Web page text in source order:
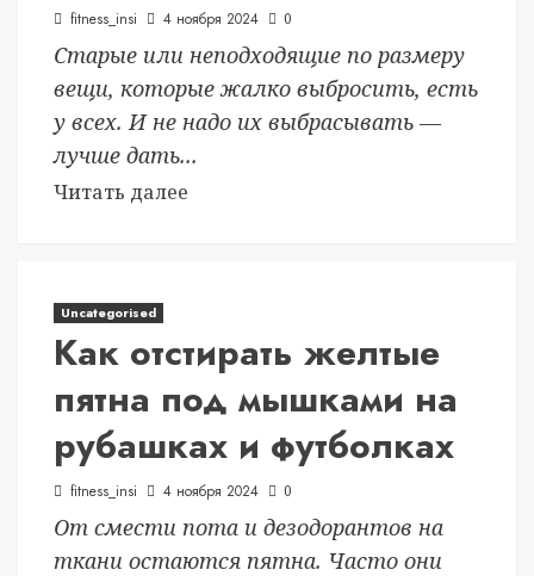
fitness_insi 4 ноября 2024 0
Старые или неподходящие по размеру
вещи, которые жалко выбросить, есть
у всех. И не надо их выбрасывать —
лучше дать...
Читать далее
Uncategorised
Как отстирать желтые
пятна под мышками на
рубашках и футболках
fitness_insi 4 ноября 2024 0
От смести пота и дезодорантов на
ткани остаются пятна. Часто они